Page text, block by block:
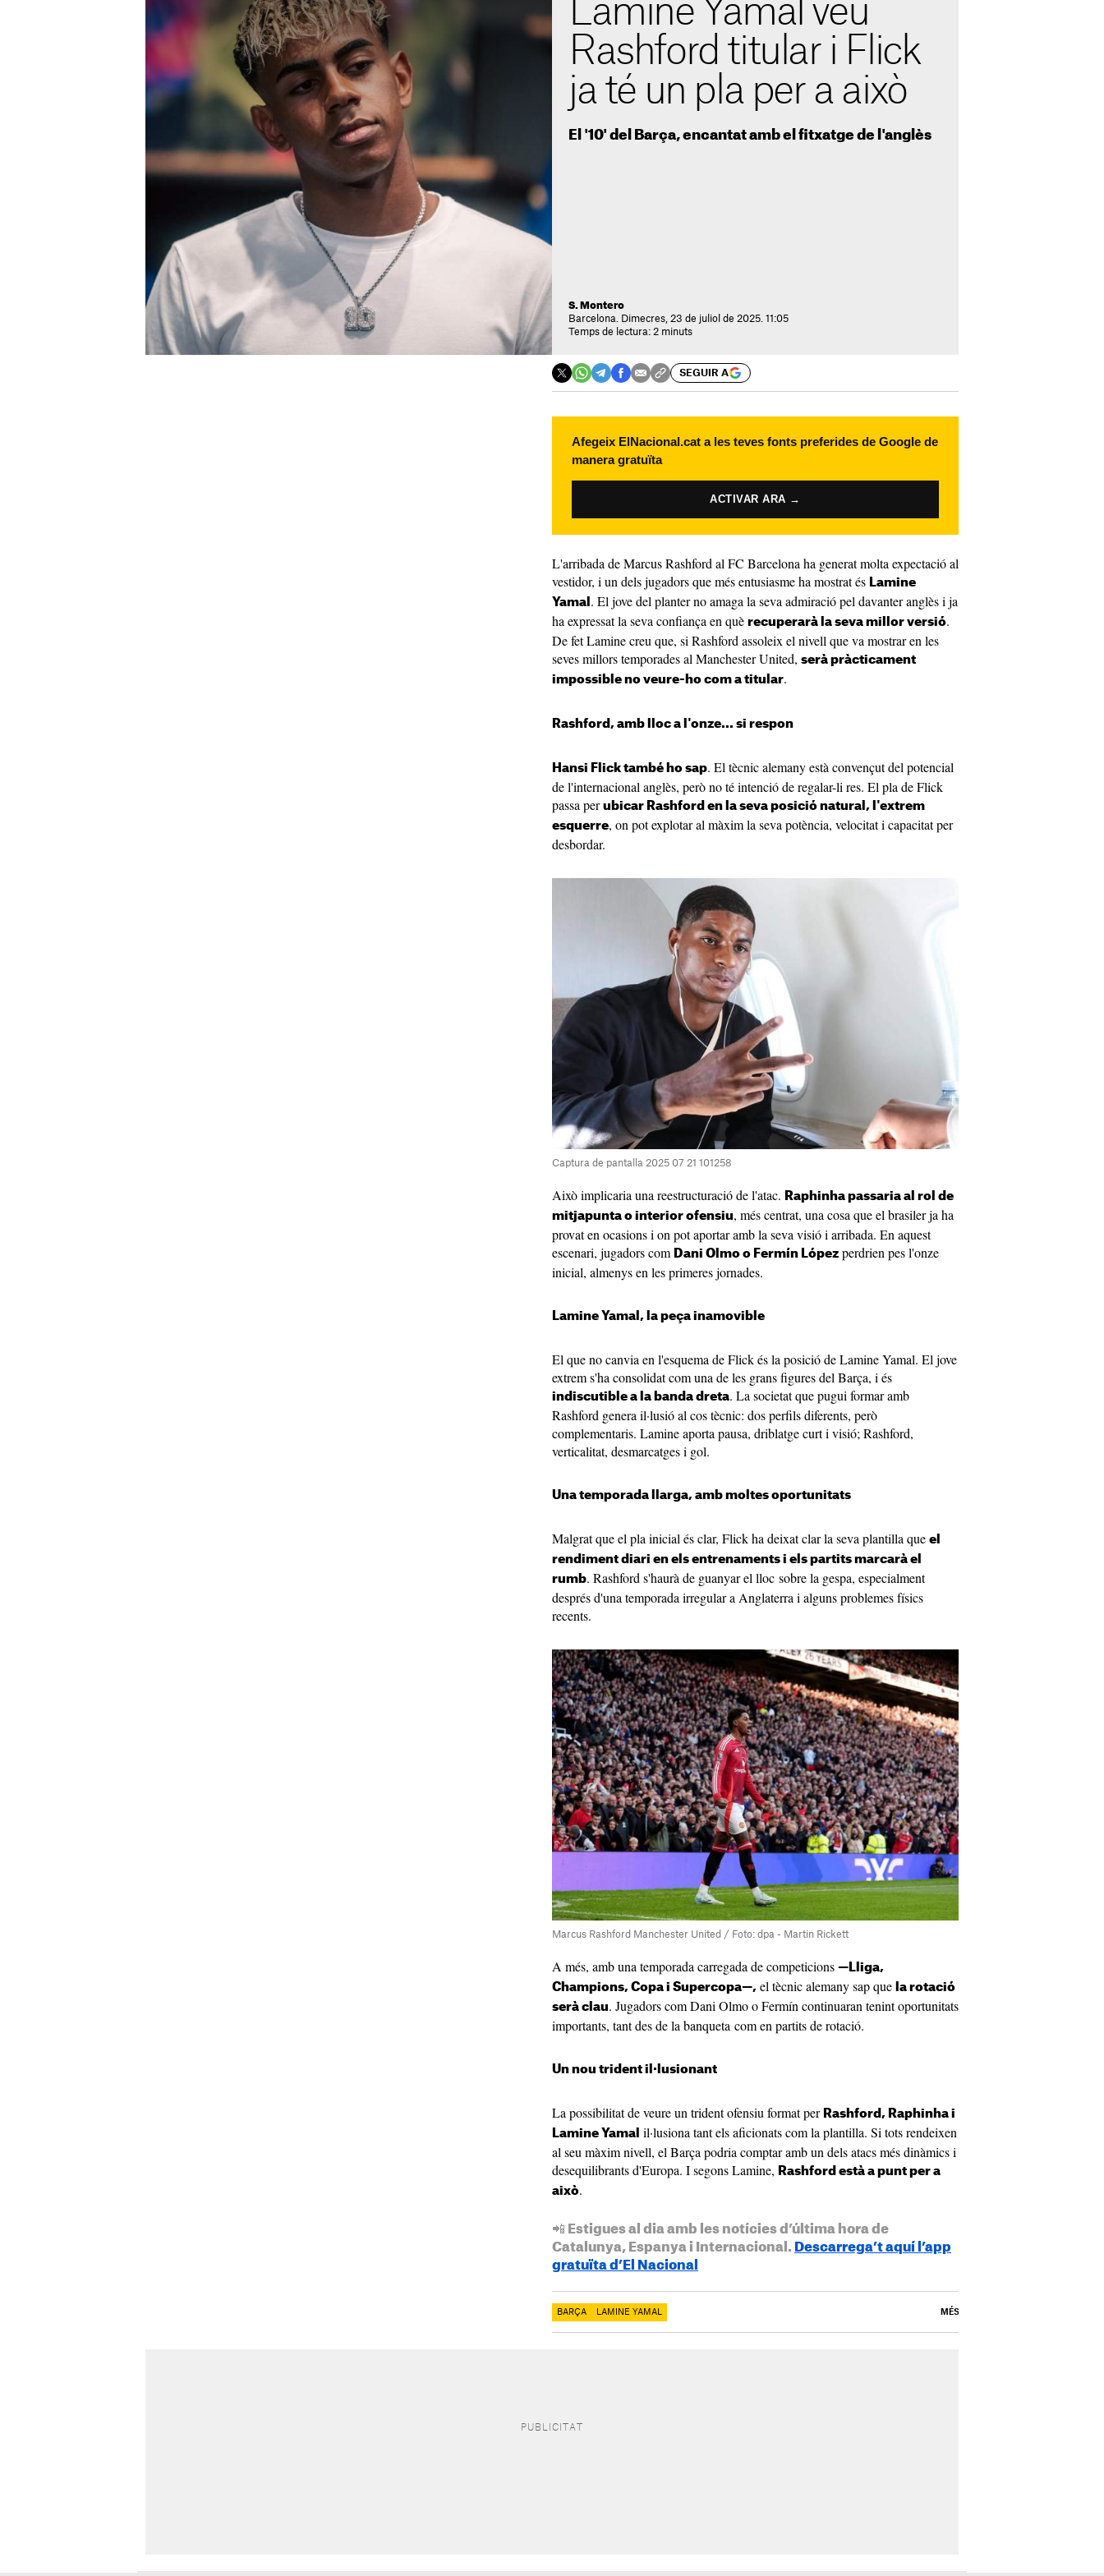
Lamine Yamal veu
Rashford titular i Flick
ja té un pla per a això
El '10' del Barça, encantat amb el fitxatge de l'anglès
S. Montero
Barcelona. Dimecres, 23 de juliol de 2025. 11:05
Temps de lectura: 2 minuts
SEGUIR A
Afegeix ElNacional.cat a les teves fonts preferides de Google de
manera gratuïta
ACTIVAR ARA →
L'arribada de Marcus Rashford al FC Barcelona ha generat molta expectació al
vestidor, i un dels jugadors que més entusiasme ha mostrat és Lamine
Yamal . El jove del planter no amaga la seva admiració pel davanter anglès i ja
ha expressat la seva confiança en què recuperarà la seva millor versió.
De fet Lamine creu que, si Rashford assoleix el nivell que va mostrar en les
seves millors temporades al Manchester United, serà pràcticament
impossible no veure-ho com a titular.
Rashford, amb lloc a l'onze... si respon
Hansi Flick també ho sap. El tècnic alemany està convençut del potencial
de l'internacional anglès, però no té intenció de regalar-li res. El pla de Flick
passa per ubicar Rashford en la seva posició natural, l'extrem
esquerre, on pot explotar al màxim la seva potència, velocitat i capacitat per
desbordar.
Captura de pantalla 2025 07 21 101258
Això implicaria una reestructuració de l'atac. Raphinha passaria al rol de
mitjapunta o interior ofensiu, més centrat, una cosa que el brasiler ja ha
provat en ocasions i on pot aportar amb la seva visió i arribada. En aquest
escenari, jugadors com Dani Olmo o Fermín López perdrien pes l'onze
inicial, almenys en les primeres jornades.
Lamine Yamal, la peça inamovible
El que no canvia en l'esquema de Flick és la posició de Lamine Yamal. El jove
extrem s'ha consolidat com una de les grans figures del Barça, i és
indiscutible a la banda dreta. La societat que pugui formar amb
Rashford genera il·lusió al cos tècnic: dos perfils diferents, però
complementaris. Lamine aporta pausa, driblatge curt i visió; Rashford,
verticalitat, desmarcatges i gol.
Una temporada llarga, amb moltes oportunitats
Malgrat que el pla inicial és clar, Flick ha deixat clar la seva plantilla que el
rendiment diari en els entrenaments i els partits marcarà el
rumb. Rashford s'haurà de guanyar el lloc sobre la gespa, especialment
després d'una temporada irregular a Anglaterra i alguns problemes físics
recents.
Marcus Rashford Manchester United / Foto: dpa - Martin Rickett
A més, amb una temporada carregada de competicions —Lliga,
Champions, Copa i Supercopa—, el tècnic alemany sap que la rotació
serà clau. Jugadors com Dani Olmo o Fermín continuaran tenint oportunitats
importants, tant des de la banqueta com en partits de rotació.
Un nou trident il·lusionant
La possibilitat de veure un trident ofensiu format per Rashford, Raphinha i
Lamine Yamal il·lusiona tant els aficionats com la plantilla. Si tots rendeixen
al seu màxim nivell, el Barça podria comptar amb un dels atacs més dinàmics i
desequilibrants d'Europa. I segons Lamine, Rashford està a punt per a
això.
📲 Estigues al dia amb les notícies d’última hora de
Catalunya, Espanya i Internacional. Descarrega’t aquí l’app
gratuïta d’El Nacional
BARÇA LAMINE YAMAL MÉS